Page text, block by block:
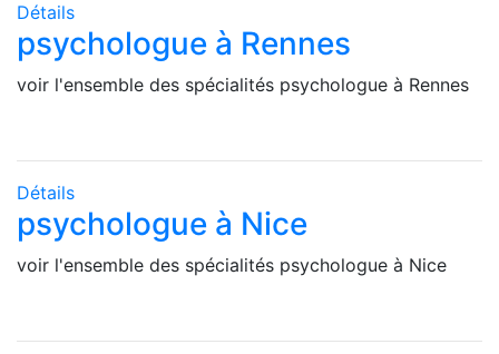
Détails
psychologue à Rennes
voir l'ensemble des spécialités psychologue à Rennes
Détails
psychologue à Nice
voir l'ensemble des spécialités psychologue à Nice